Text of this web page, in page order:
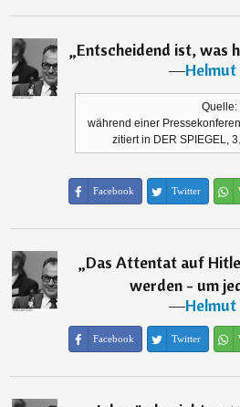
„Entscheidend ist, was
―Helmut
Quelle:
während einer
zitiert in DER SPIEGEL,
Facebook Twitter
„Das Attentat auf
werden - um
―Helmut
Facebook Twitter